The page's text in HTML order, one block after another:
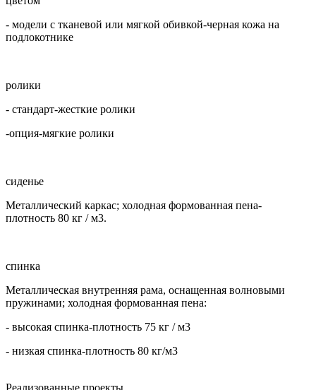
- модели с тканевой или мягкой обивкой-черная кожа на
подлокотнике
ролики
- стандарт-жесткие ролики
-опция-мягкие ролики
сиденье
Металлический каркас; холодная формованная пена-
плотность 80 кг / м3.
спинка
Металлическая внутренняя рама, оснащенная волновыми
пружинами; холодная формованная пена:
- высокая спинка-плотность 75 кг / м3
- низкая спинка-плотность 80 кг/м3
Реализованные проекты